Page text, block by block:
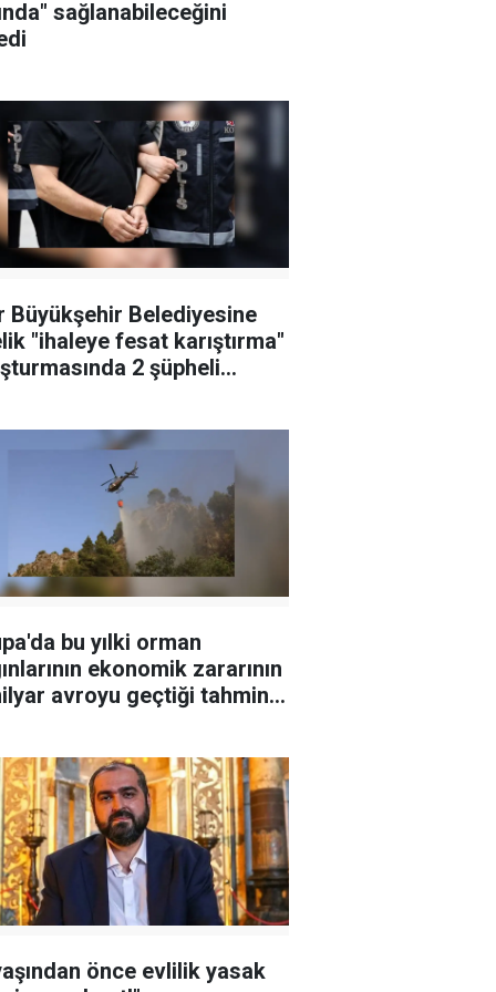
sağlanabileceğini
Büyükşehir Belediyesine
"ihaleye fesat karıştırma"
2 şüpheli
bu yılki orman
ekonomik zararının
avroyu geçtiği tahmin
önce evlilik yasak